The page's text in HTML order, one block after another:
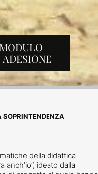
MODULO
ADESIONE
SOPRINTENDENZA
della didattica
ideato dalla